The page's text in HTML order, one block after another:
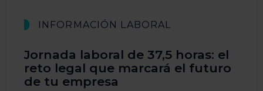
INFORMACIÓN LABORAL
Jornada laboral de 37,5 horas: el
reto legal que marcará el futuro
de tu empresa